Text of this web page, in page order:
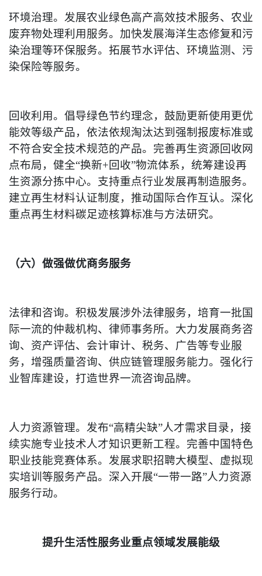
环境治理。发展农业绿色高产高效技术服务、农业
废弃物处理利用服务。加快发展海洋生态修复和污
染治理等环保服务。拓展节水评估、环境监测、污
染保险等服务。
回收利用。倡导绿色节约理念，鼓励更新使用更优
能效等级产品，依法依规淘汰达到强制报废标准或
不符合安全技术规范的产品。完善再生资源回收网
点布局，健全“换新+回收”物流体系，统筹建设再
生资源分拣中心。支持重点行业发展再制造服务。
建立再生材料认证制度，推动国际合作互认。深化
重点再生材料碳足迹核算标准与方法研究。
（六）做强做优商务服务
法律和咨询。积极发展涉外法律服务，培育一批国
际一流的仲裁机构、律师事务所。大力发展商务咨
询、资产评估、会计审计、税务、广告等专业服
务，增强质量咨询、供应链管理服务能力。强化行
业智库建设，打造世界一流咨询品牌。
人力资源管理。发布“高精尖缺”人才需求目录，接
续实施专业技术人才知识更新工程。完善中国特色
职业技能竞赛体系。发展求职招聘大模型、虚拟现
实培训等服务产品。深入开展“一带一路”人力资源
服务行动。
提升生活性服务业重点领域发展能级